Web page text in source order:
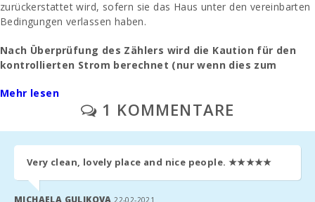
Badezimmer -
Toilette, Bidet,
Badewanne.:
Schlafzimmer mit
Etagenbett:
Schlafzimmer mit
zwei Einzelbetten
Doppelbett-
Schlafzimmer
(150X200):
Anzahl der
zurückerstattet wird, sofern sie das Haus unter den vereinbarten
Bedingungen verlassen haben.
Nach Überprüfung des Zählers wird die Kaution für den
kontrollierten Strom berechnet (nur wenn dies zum
- Die Endreinigung wird separat bezahlt - 180 Euro.
- Parkplatz / Garage im Freien: / ohne Vorbehalt.
- Eine vorherige Anfrage: Ein Kinderbett und ein Hochstuhl -
Mehr lesen
1 KOMMENTARE
Very clean, lovely place and nice people. ★★★★★
MICHAELA GULIKOVA22-02-2021